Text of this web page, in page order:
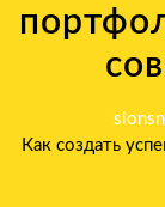
Как создать